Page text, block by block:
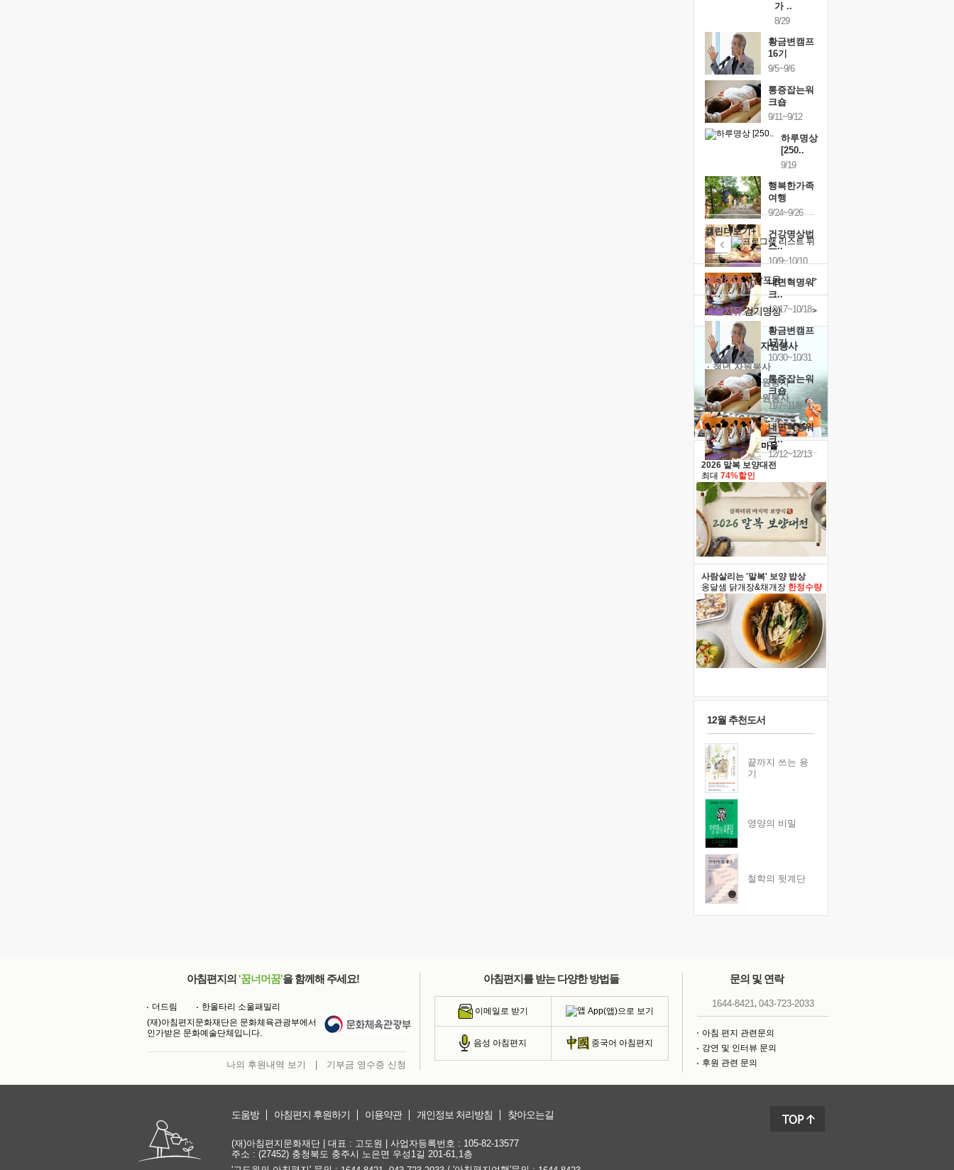
가 ..
8/29
황금변캠프
16기
9/5~9/6
통증잡는워
크숍
9/11~9/12
하루명상
[250..
9/19
행복한가족
여행
9/24~9/26
건강명상법
스..
10/9~10/10
내면혁명워
크..
10/17~10/18
황금변캠프
17기
10/30~10/31
통증잡는워
크숍
11/7~11/8
내면혁명워
크..
12/12~12/13
캘린더보기+
예술치유걷기명상 >
힐링허그사감포옹 >
'옹달샘의 꽃' 자원봉사
· 청년 자원봉사
· 금빛청년 자원봉사
· 음식연구 자원봉사
2026 말복 보양대전
최대 74%할인
사람살리는 '말복' 보양 밥상
옹달샘 닭개장&채개장 한정수량
12월 추천도서
끝까지 쓰는 용
기
영양의 비밀
철학의 뒷계단
아침편지의 '꿈너머꿈'을 함께해 주세요!
더드림
한울타리 소울패밀리
(재)아침편지문화재단은 문화체육관광부에서
인가받은 문화예술단체입니다.
나의 후원내역 보기 기부금 영수증 신청
아침편지를 받는 다양한 방법들
이메일로 받기 App(앱)으로 보기
음성 아침편지 중국어 아침편지
문의 및 연락
1644-8421, 043-723-2033
아침 편지 관련문의
강연 및 인터뷰 문의
후원 관련 문의
도움방 아침편지 후원하기 이용약관 개인정보 처리방침 찾아오는길
(재)아침편지문화재단 | 대표 : 고도원 | 사업자등록번호 : 105-82-13577
주소 : (27452) 충청북도 충주시 노은면 우성1길 201-61,1층